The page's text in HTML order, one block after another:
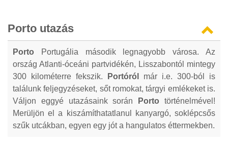
Porto utazás
Porto Portugália második legnagyobb városa. Az
ország Atlanti-óceáni partvidékén, Lisszabontól mintegy
300 kilométerre fekszik.
Portóról
már i.e. 300-ból is
találunk feljegyzéseket, sőt romokat, tárgyi emlékeket is.
Váljon eggyé utazásaink során
Porto történelmével!
Merüljön el a kiszámíthatatlanul kanyargó, soklépcsős
szűk utcákban, egyen egy jót a hangulatos éttermekben.